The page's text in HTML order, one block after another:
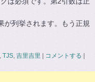
が列挙されます。もう正規
TJS 吉里吉里 | コメントする |